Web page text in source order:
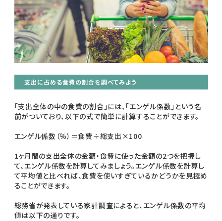
支出に占める食費の割合を調べてみよう
「支出全体の中の食費の割合」には、「エンゲル係数」という名
前がついており、以下の式で簡単に計算することができます。
エンゲル係数（％）＝食費÷総支出×100
1ヶ月間の支出全体の金額・食費に使った金額の2つを把握し
て、エンゲル係数を計算してみましょう。エンゲル係数を計算し
て平均値と比べれば、食費を使いすぎているかどうかを見極め
ることができます。
総務省が発表している家計調査によると、エンゲル係数の平均
値は以下の通りです。